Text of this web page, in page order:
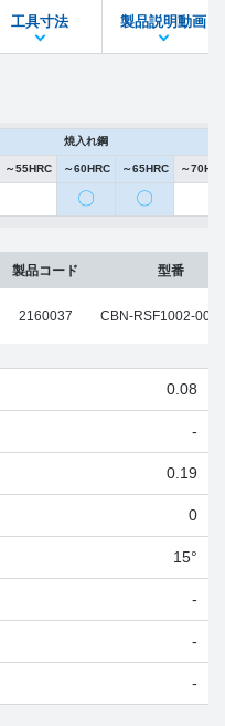
DXFファイル
工具寸法 製品説明動画
焼入れ鋼
～55HRC ～60HRC ～65HRC ～
〇 〇
製品コード
2160037
型番
CBN-RSF1002-
0.08
-
0.19
0
15°
-
-
-